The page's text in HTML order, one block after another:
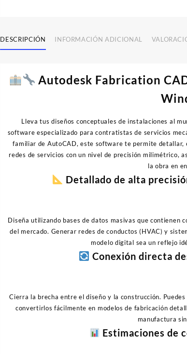
DESCRIPCIÓN INFORMACIÓN ADICIONAL
Autodesk Fabrication
Lleva tus diseños conceptuales de instalaciones al
software especializado para contratistas de servicios
familiar de AutoCAD, este software te permite
redes de servicios con un nivel de precisión milimétrico,
la obra en
Detallado de alta
Diseña utilizando bases de datos masivas que contienen
del mercado. Generar redes de conductos (HVAC) y
modelo digital sea un reflejo
Conexión directa
Cierra la brecha entre el diseño y la construcción.
convertirlos fácilmente en modelos de fabricación
manufactura
Estimaciones de